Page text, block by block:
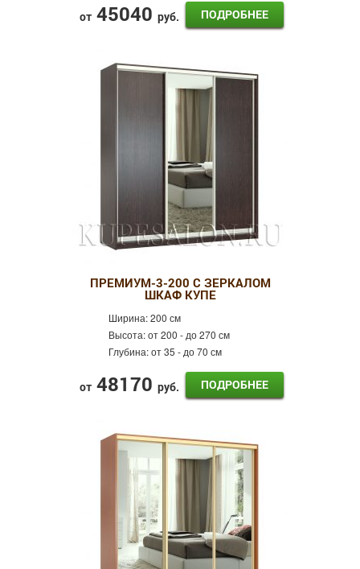
от 45040 руб. ПОДРОБНЕЕ
ПРЕМИУМ-3-200 С ЗЕРКАЛОМ
ШКАФ КУПЕ
Ширина:200 см
Высота:от 200 - до 270 см
Глубина:от 35 - до 70 см
от 48170 руб. ПОДРОБНЕЕ